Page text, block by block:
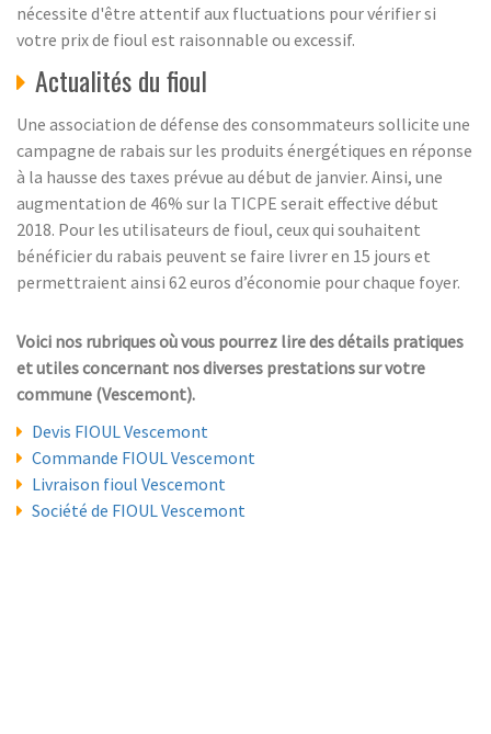
nécessite d'être attentif aux fluctuations pour vérifier si
votre prix de fioul est raisonnable ou excessif.
Actualités du fioul
Une association de défense des consommateurs sollicite une
campagne de rabais sur les produits énergétiques en réponse
à la hausse des taxes prévue au début de janvier. Ainsi, une
augmentation de 46% sur la TICPE serait effective début
2018. Pour les utilisateurs de fioul, ceux qui souhaitent
bénéficier du rabais peuvent se faire livrer en 15 jours et
permettraient ainsi 62 euros d’économie pour chaque foyer.
Voici nos rubriques où vous pourrez lire des détails pratiques
et utiles concernant nos diverses prestations sur votre
commune (Vescemont).
Devis FIOUL Vescemont
Commande FIOUL Vescemont
Livraison fioul Vescemont
Société de FIOUL Vescemont